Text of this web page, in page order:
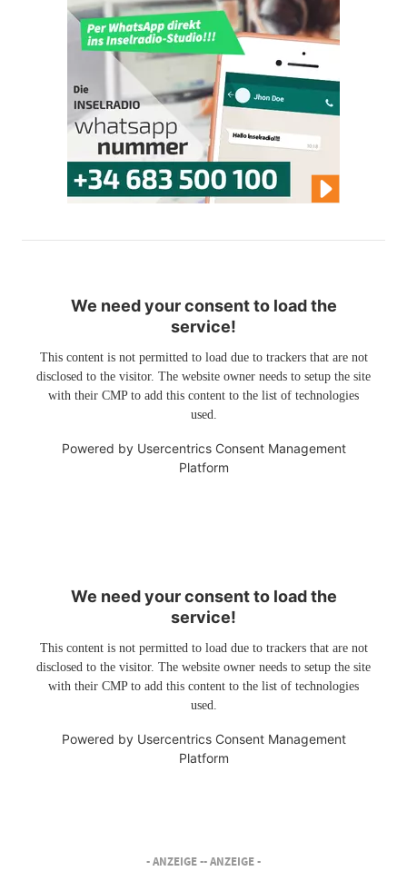
We need your consent to load the
service!
This content is not permitted to load due to trackers that are not
disclosed to the visitor. The website owner needs to setup the site
with their CMP to add this content to the list of technologies
used.
Powered by Usercentrics Consent Management
Platform
We need your consent to load the
service!
This content is not permitted to load due to trackers that are not
disclosed to the visitor. The website owner needs to setup the site
with their CMP to add this content to the list of technologies
used.
Powered by Usercentrics Consent Management
Platform
- ANZEIGE -- ANZEIGE -